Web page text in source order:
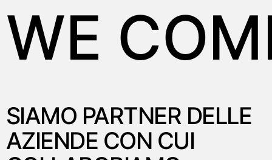
WE
SIAMO PARTNER DELLE
AZIENDE CON CUI